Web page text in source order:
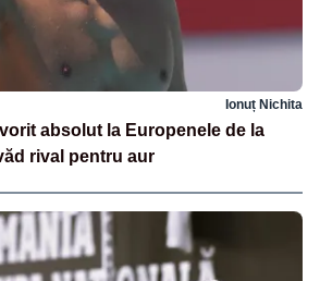
Ionuț Nichita
absolut la Europenele de la
rival pentru aur